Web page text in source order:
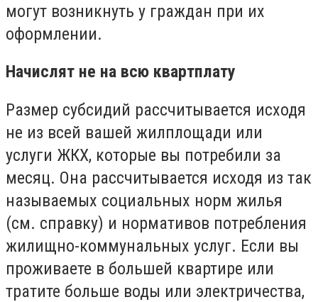
могут возникнуть у граждан при их
оформлении.
Начислят не на всю квартплату
Размер субсидий рассчитывается исходя
не из всей вашей жилплощади или
услуги ЖКХ, которые вы потребили за
месяц. Она рассчитывается исходя из так
называемых социальных норм жилья
(см. справку) и нормативов потребления
жилищно-коммунальных услуг. Если вы
проживаете в большей квартире или
тратите больше воды или электричества,